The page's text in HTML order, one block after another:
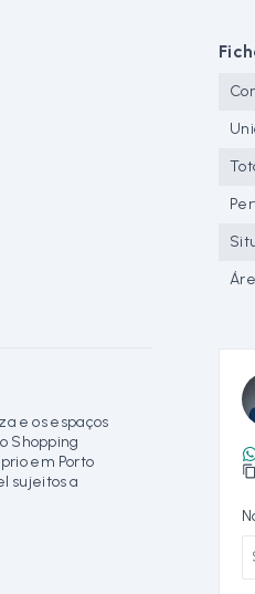
e os espaços
Shopping
em Porto
sujeitos a